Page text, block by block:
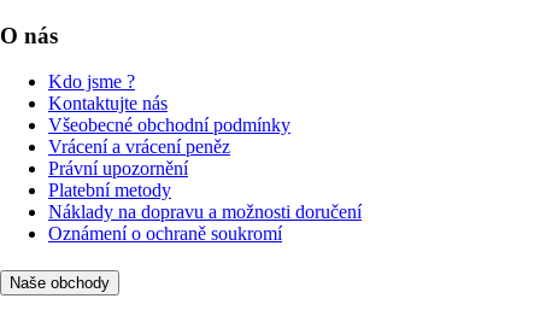
O nás
Kdo jsme ?
Kontaktujte nás
Všeobecné obchodní podmínky
Vrácení a vrácení peněz
Právní upozornění
Platební metody
Náklady na dopravu a možnosti doručení
Oznámení o ochraně soukromí
Naše obchody